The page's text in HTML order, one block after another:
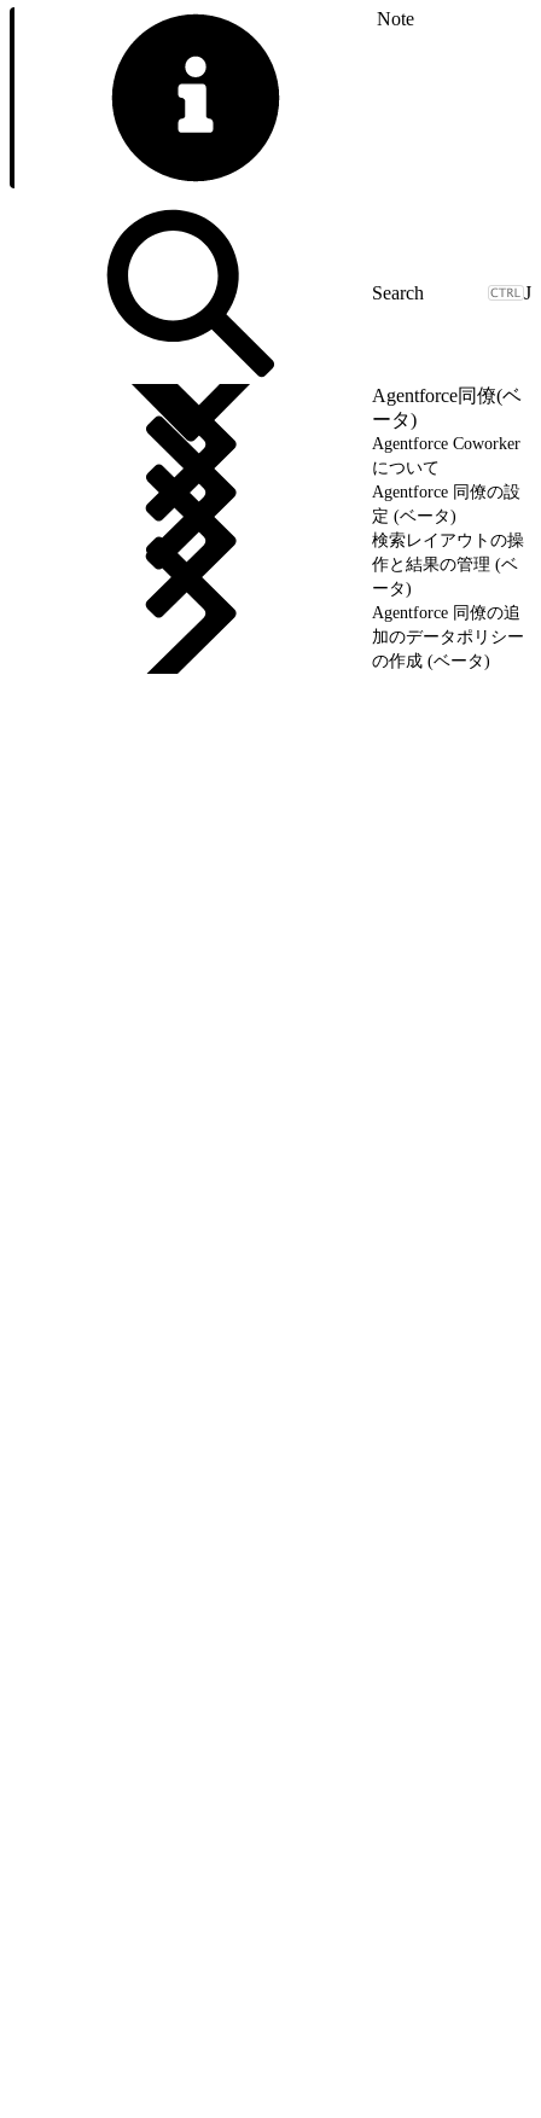
Note
J
Agentforce同僚(ベ
ータ)
Agentforce Coworker
について
Agentforce 同僚の設
定 (ベータ)
検索レイアウトの操
作と結果の管理 (ベ
ータ)
Agentforce 同僚の追
加のデータポリシー
の作成 (ベータ)